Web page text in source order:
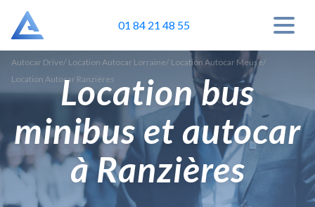
01 84 21 48 55
Autocar Drive/ Location Autocar Lorraine/ Location Autocar Meuse/
Location Autocar Ranzières
Location bus
minibus et autocar
à Ranzières